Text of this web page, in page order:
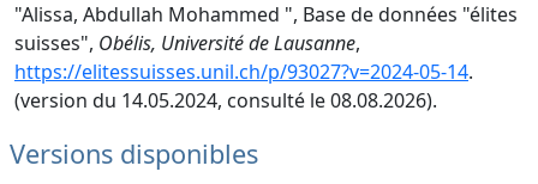
"Alissa, Abdullah Mohammed ", Base de données "élites
suisses", Obélis, Université de Lausanne,
https://elitessuisses.unil.ch/p/93027?v=2024-05-14.
(version du 14.05.2024, consulté le 08.08.2026).
Versions disponibles